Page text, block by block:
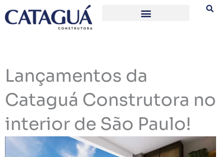
para
Lançamentos da
Cataguá Construtora no
interior de São Paulo!